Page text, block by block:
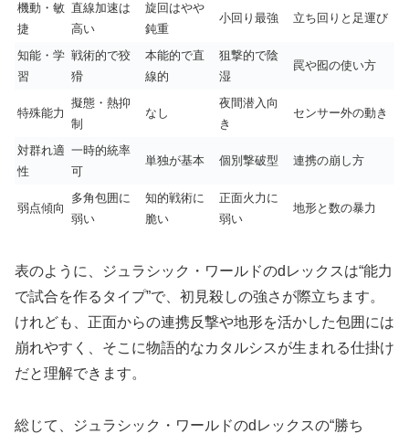
機動・敏
捷
直線加速は
高い
旋回はやや
鈍重
小回り最強 立ち回りと足運び
知能・学
習
戦術的で狡
猾
本能的で直
線的
狙撃的で陰
湿
罠や囮の使い方
特殊能力
擬態・熱抑
制
なし
夜間潜入向
き
センサー外の動き
対群れ適
性
一時的統率
可
単独が基本 個別撃破型 連携の崩し方
弱点傾向
多角包囲に
弱い
知的戦術に
脆い
正面火力に
弱い
地形と数の暴力
表のように、ジュラシック・ワールドのdレックスは“能力
で試合を作るタイプ”で、初見殺しの強さが際立ちます。
けれども、正面からの連携反撃や地形を活かした包囲には
崩れやすく、そこに物語的なカタルシスが生まれる仕掛け
だと理解できます。
総じて、ジュラシック・ワールドのdレックスの“勝ち